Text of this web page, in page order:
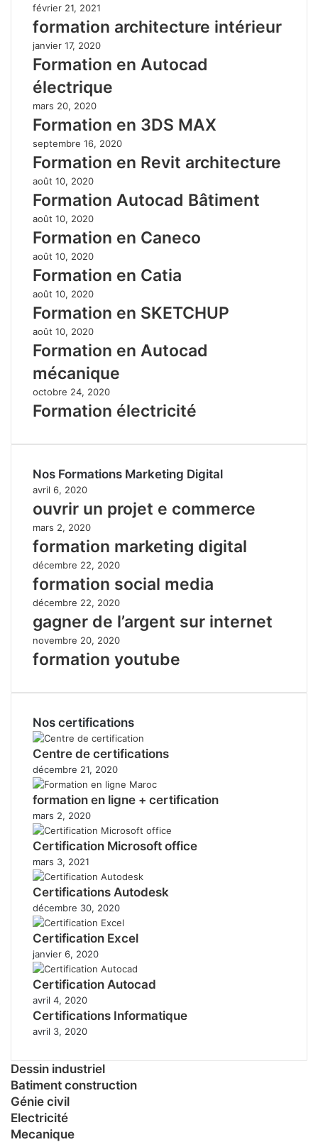
février 21, 2021
formation architecture intérieur
janvier 17, 2020
Formation en Autocad
électrique
mars 20, 2020
Formation en 3DS MAX
septembre 16, 2020
Formation en Revit architecture
août 10, 2020
Formation Autocad Bâtiment
août 10, 2020
Formation en Caneco
août 10, 2020
Formation en Catia
août 10, 2020
Formation en SKETCHUP
août 10, 2020
Formation en Autocad
mécanique
octobre 24, 2020
Formation électricité
Nos Formations Marketing Digital
avril 6, 2020
ouvrir un projet e commerce
mars 2, 2020
formation marketing digital
décembre 22, 2020
formation social media
décembre 22, 2020
gagner de l’argent sur internet
novembre 20, 2020
formation youtube
Nos certifications
Centre de certifications
décembre 21, 2020
formation en ligne + certification
mars 2, 2020
Certification Microsoft office
mars 3, 2021
Certifications Autodesk
décembre 30, 2020
Certification Excel
janvier 6, 2020
Certification Autocad
avril 4, 2020
Certifications Informatique
avril 3, 2020
Dessin industriel
Batiment construction
Génie civil
Electricité
Mecanique